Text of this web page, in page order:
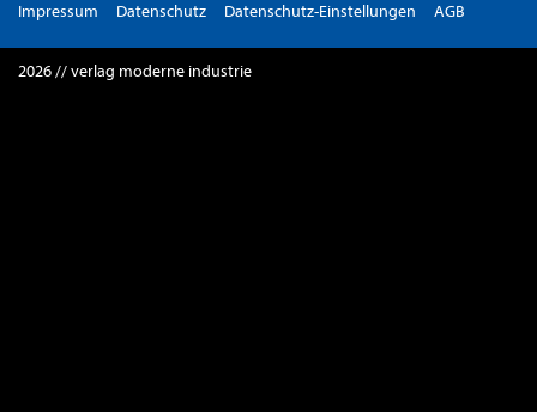
Impressum Datenschutz Datenschutz-Einstellungen AGB
2026 // verlag moderne industrie